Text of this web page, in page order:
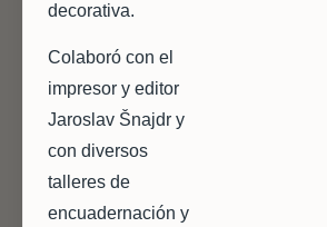
decorativa.
Colaboró con el
impresor y editor
Jaroslav Šnajdr y
con diversos
talleres de
encuadernación y